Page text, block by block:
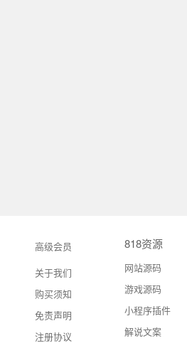
高级会员
关于我们
购买须知
免责声明
注册协议
818资源
网站源码
游戏源码
小程序插件
解说文案